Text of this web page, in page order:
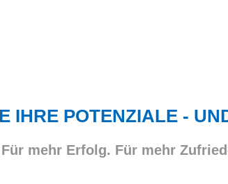
IHRE POTENZIALE -
mehr Erfolg. Für mehr